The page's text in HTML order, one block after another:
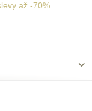
až -70%